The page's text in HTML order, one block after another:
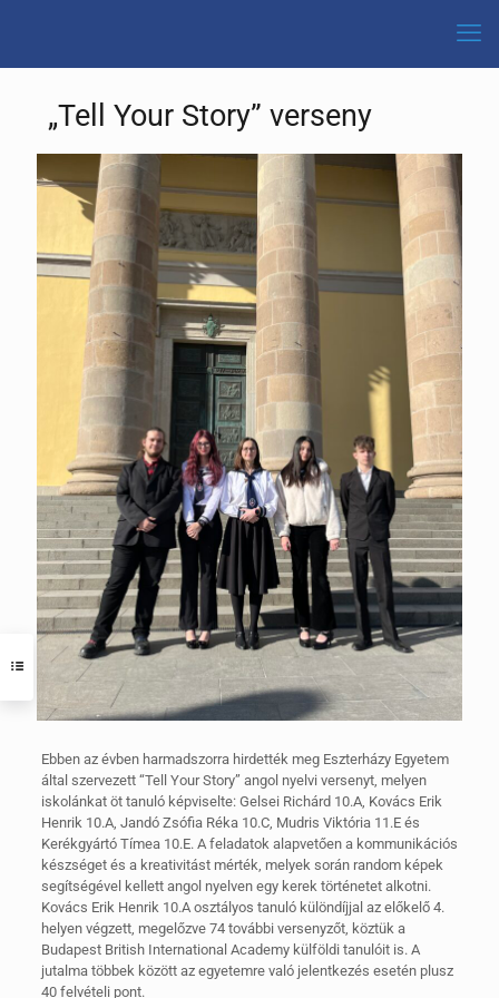
„Tell Your Story” verseny
Ebben az évben harmadszorra hirdették meg Eszterházy Egyetem
által szervezett “Tell Your Story” angol nyelvi versenyt, melyen
iskolánkat öt tanuló képviselte: Gelsei Richárd 10.A, Kovács Erik
Henrik 10.A, Jandó Zsófia Réka 10.C, Mudris Viktória 11.E és
Kerékgyártó Tímea 10.E. A feladatok alapvetően a kommunikációs
készséget és a kreativitást mérték, melyek során random képek
segítségével kellett angol nyelven egy kerek történetet alkotni.
Kovács Erik Henrik 10.A osztályos tanuló különdíjjal az előkelő 4.
helyen végzett, megelőzve 74 további versenyzőt, köztük a
Budapest British International Academy külföldi tanulóit is. A
jutalma többek között az egyetemre való jelentkezés esetén plusz
40 felvételi pont.